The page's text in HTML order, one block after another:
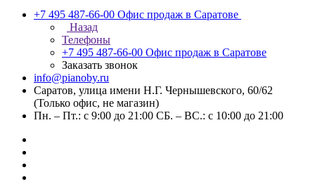
+7 495 487-66-00 Офис продаж в Саратове
Назад
Телефоны
+7 495 487-66-00 Офис продаж в Саратове
Заказать звонок
info@pianoby.ru
Саратов, улица имени Н.Г. Чернышевского, 60/62
(Только офис, не магазин)
Пн. – Пт.: с 9:00 до 21:00 СБ. – ВС.: с 10:00 до 21:00